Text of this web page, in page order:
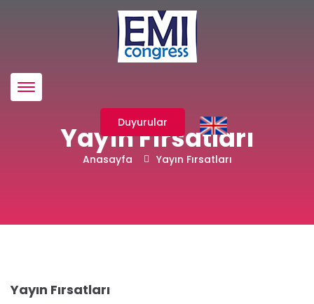
Menü
Duyurular
Yayın Fırsatları
Anasayfa Yayın Fırsatları
Yayın Fırsatları